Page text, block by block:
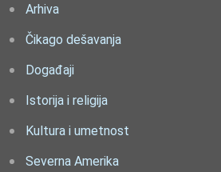
Arhiva
Čikago dešavanja
Događaji
Istorija i religija
Kultura i umetnost
Severna Amerika